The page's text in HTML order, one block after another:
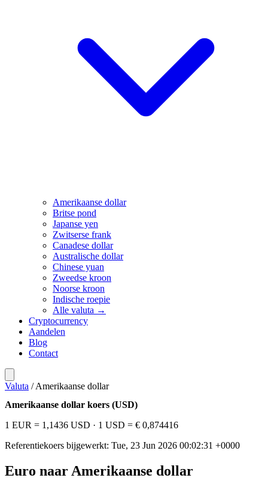
Amerikaanse dollar
Britse pond
Japanse yen
Zwitserse frank
Canadese dollar
Australische dollar
Chinese yuan
Zweedse kroon
Noorse kroon
Indische roepie
Alle valuta →
Cryptocurrency
Aandelen
Blog
Contact
Valuta / Amerikaanse dollar
Amerikaanse dollar koers (USD)
1 EUR = 1,1436 USD · 1 USD = € 0,874416
Referentiekoers bijgewerkt: Tue, 23 Jun 2026 00:02:31 +0000
Euro naar Amerikaanse dollar